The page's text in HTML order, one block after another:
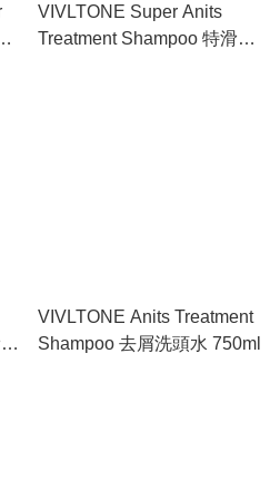
VIVLTONE Super Anits
Treatment Shampoo 特滑去
VIVLTONE Anits Treatment
Shampoo 去屑洗頭水 750ml